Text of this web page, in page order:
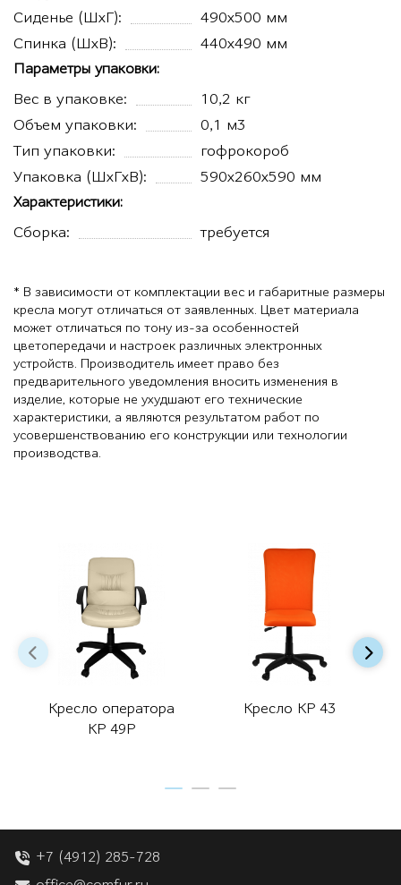
Сиденье (ШхГ):
490х500 мм
Спинка (ШхВ):
440х490 мм
Параметры упаковки:
Вес в упаковке:
10,2 кг
Объем упаковки:
0,1 м3
Тип упаковки:
гофрокороб
Упаковка (ШхГхВ):
590х260х590 мм
Характеристики:
Сборка: требуется
* В зависимости от комплектации вес и габаритные размеры
кресла могут отличаться от заявленных. Цвет материала
может отличаться по тону из-за особенностей
цветопередачи и настроек различных электронных
устройств. Производитель имеет право без
предварительного уведомления вносить изменения в
изделие, которые не ухудшают его технические
характеристики, а являются результатом работ по
усовершенствованию его конструкции или технологии
производства.
Кресло оператора
КР 49Р
Кресло КР 43
+7 (4912) 285-728